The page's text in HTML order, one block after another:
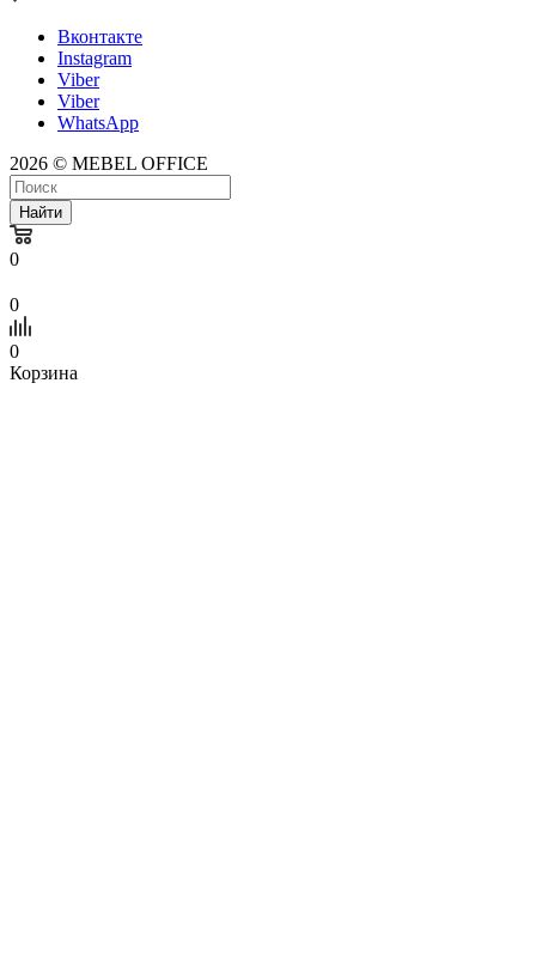
Вконтакте
Instagram
Viber
Viber
WhatsApp
2026 © MEBEL OFFICE
Найти
0
0
0
Корзина